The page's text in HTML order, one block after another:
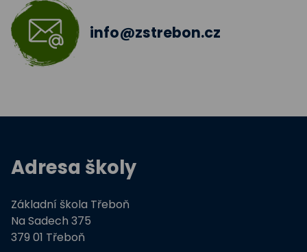
info@zstrebon.cz
Adresa školy
Základní škola Třeboň
Na Sadech 375
379 01 Třeboň